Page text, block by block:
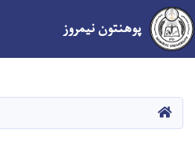
پوهنتون نیمروز
صفحه اصلی